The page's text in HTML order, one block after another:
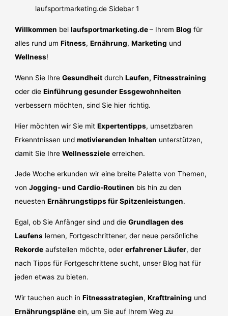
Willkommen beilaufsportmarketing.de– IhremBlog für
alles rund umFitness,Ernährung,Marketing und
Wellness!
Wenn Sie IhreGesundheit durchLaufen, Fitnesstraining
oder dieEinführung gesunder Essgewohnheiten
verbessern möchten, sind Sie hier richtig.
Hier möchten wir Sie mitExpertentipps, umsetzbaren
Erkenntnissen undmotivierenden Inhalten unterstützen,
damit Sie IhreWellnessziele erreichen.
Jede Woche erkunden wir eine breite Palette von Themen,
vonJogging- und Cardio-Routinen bis hin zu den
neuestenErnährungstipps für Spitzenleistungen.
Egal, ob Sie Anfänger sind und dieGrundlagen des
Laufens lernen, Fortgeschrittener, der neue persönliche
Rekorde aufstellen möchte, odererfahrener Läufer, der
nach Tipps für Fortgeschrittene sucht, unser Blog hat für
jeden etwas zu bieten.
Wir tauchen auch inFitnessstrategien,Krafttraining und
Ernährungspläne ein, um Sie auf Ihrem Weg zu